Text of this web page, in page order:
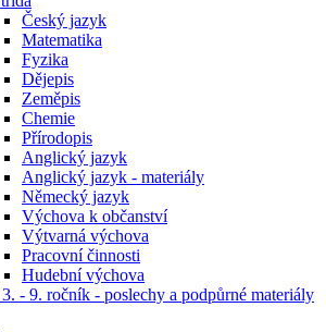
Český jazyk
Matematika
Fyzika
Dějepis
Zeměpis
Chemie
Přírodopis
Anglický jazyk
Anglický jazyk - materiály
Německý jazyk
Výchova k občanství
Výtvarná výchova
Pracovní činnosti
Hudební výchova
- 9. ročník - poslechy a podpůrné materiály